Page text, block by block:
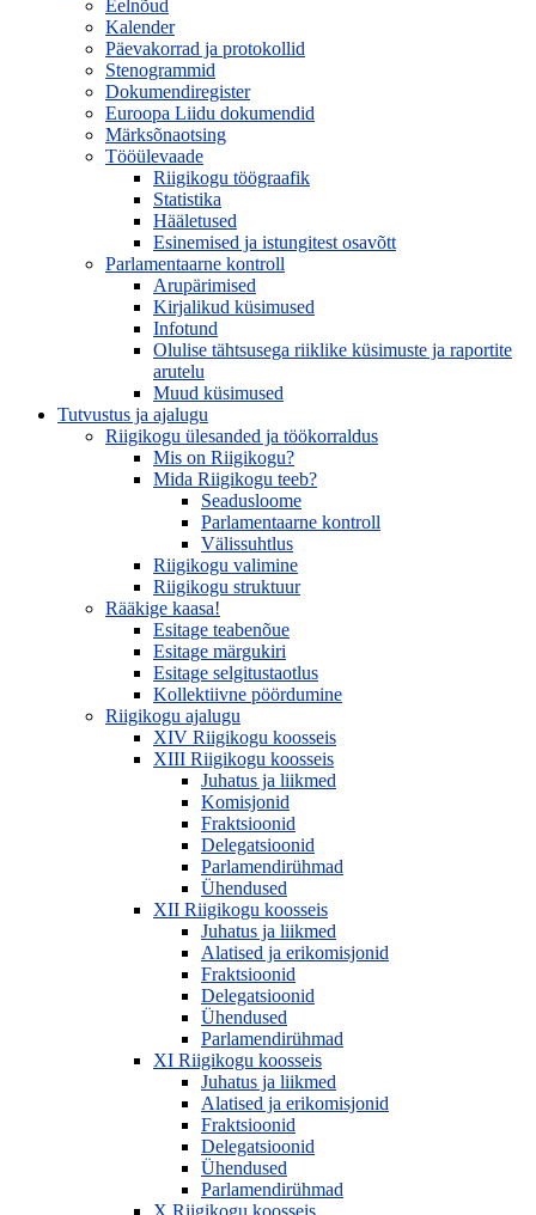
Eelnõud
Kalender
Päevakorrad ja protokollid
Stenogrammid
Dokumendiregister
Euroopa Liidu dokumendid
Märksõnaotsing
Tööülevaade
Riigikogu töögraafik
Statistika
Hääletused
Esinemised ja istungitest osavõtt
Parlamentaarne kontroll
Arupärimised
Kirjalikud küsimused
Infotund
Olulise tähtsusega riiklike küsimuste ja raportite
arutelu
Muud küsimused
Tutvustus ja ajalugu
Riigikogu ülesanded ja töökorraldus
Mis on Riigikogu?
Mida Riigikogu teeb?
Seadusloome
Parlamentaarne kontroll
Välissuhtlus
Riigikogu valimine
Riigikogu struktuur
Rääkige kaasa!
Esitage teabenõue
Esitage märgukiri
Esitage selgitustaotlus
Kollektiivne pöördumine
Riigikogu ajalugu
XIV Riigikogu koosseis
XIII Riigikogu koosseis
Juhatus ja liikmed
Komisjonid
Fraktsioonid
Delegatsioonid
Parlamendirühmad
Ühendused
XII Riigikogu koosseis
Juhatus ja liikmed
Alatised ja erikomisjonid
Fraktsioonid
Delegatsioonid
Ühendused
Parlamendirühmad
XI Riigikogu koosseis
Juhatus ja liikmed
Alatised ja erikomisjonid
Fraktsioonid
Delegatsioonid
Ühendused
Parlamendirühmad
X Riigikogu koosseis